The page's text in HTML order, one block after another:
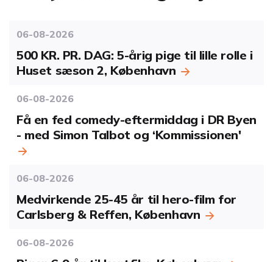
06-08-2026
500 KR. PR. DAG: 5-årig pige til lille rolle i
Huset sæson 2, København
06-08-2026
Få en fed comedy-eftermiddag i DR Byen
- med Simon Talbot og ‘Kommissionen'
06-08-2026
Medvirkende 25-45 år til hero-film for
Carlsberg & Reffen, København
06-08-2026